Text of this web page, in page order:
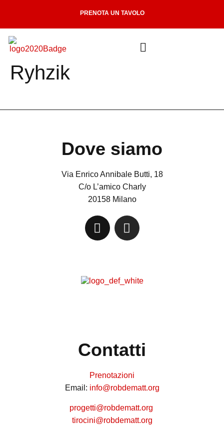
PRENOTA UN TAVOLO
Ryhzik
Dove siamo
Via Enrico Annibale Butti, 18
C/o L’amico Charly
20158 Milano
Contatti
Prenotazioni
Email: info@robdematt.org
progetti@robdematt.org
tirocini@robdematt.org